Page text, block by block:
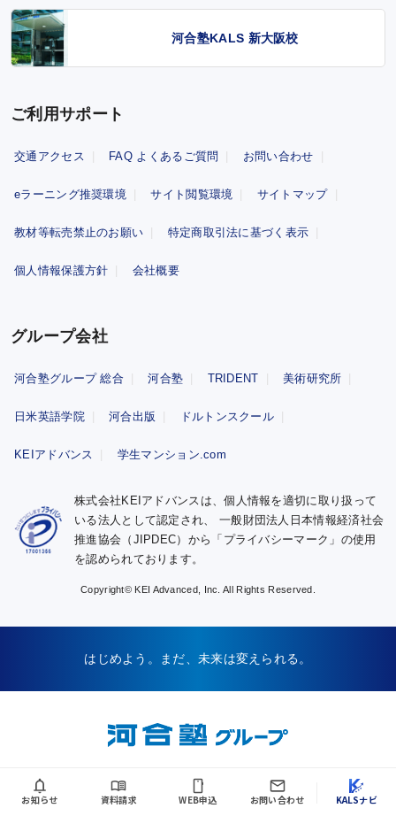
お知らせ 資料請求 WEB申込 お問い合わせ KALSナビ
河合塾KALS 新大阪校
ご利用サポート
交通アクセス FAQ よくあるご質問 お問い合わせ
eラーニング推奨環境 サイト閲覧環境 サイトマップ
教材等転売禁止のお願い 特定商取引法に基づく表示
個人情報保護方針 会社概要
グループ会社
河合塾グループ 総合 河合塾 TRIDENT 美術研究所
日米英語学院 河合出版 ドルトンスクール
KEIアドバンス 学生マンション.com
株式会社KEIアドバンスは、個人情報を適切に取り扱って
いる法人として認定され、 一般財団法人日本情報経済社会
推進協会（JIPDEC）から「プライバシーマーク」の使用
を認められております。
Copyright© KEI Advanced, Inc. All Rights Reserved.
はじめよう。まだ、未来は変えられる。